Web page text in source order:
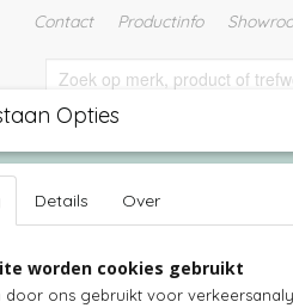
Contact Productinfo
Steigerhout
Opties
Details Over
worden cookies gebruikt
door ons gebruikt voor